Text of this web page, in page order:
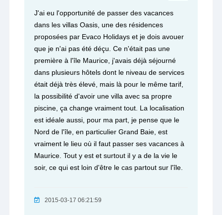
J'ai eu l'opportunité de passer des vacances
dans les villas Oasis, une des résidences
proposées par Evaco Holidays et je dois avouer
que je n'ai pas été déçu. Ce n'était pas une
première à l'île Maurice, j'avais déjà séjourné
dans plusieurs hôtels dont le niveau de services
était déjà très élevé, mais là pour le même tarif,
la possibilité d'avoir une villa avec sa propre
piscine, ça change vraiment tout. La localisation
est idéale aussi, pour ma part, je pense que le
Nord de l'île, en particulier Grand Baie, est
vraiment le lieu où il faut passer ses vacances à
Maurice. Tout y est et surtout il y a de la vie le
soir, ce qui est loin d'être le cas partout sur l'île.
2015-03-17 06:21:59